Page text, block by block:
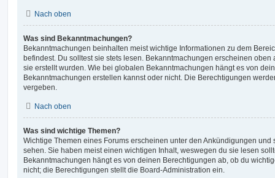
Nach oben
Was sind Bekanntmachungen?
Bekanntmachungen beinhalten meist wichtige Informationen zu dem
befindest. Du solltest sie stets lesen. Bekanntmachungen erscheinen oben
sie erstellt wurden. Wie bei globalen Bekanntmachungen hängt es von
Bekanntmachungen erstellen kannst oder nicht. Die Berechtigungen
vergeben.
Nach oben
Was sind wichtige Themen?
Wichtige Themen eines Forums erscheinen unter den Ankündigungen und
sehen. Sie haben meist einen wichtigen Inhalt, weswegen du sie lesen
Bekanntmachungen hängt es von deinen Berechtigungen ab, ob du
nicht; die Berechtigungen stellt die Board-Administration ein.